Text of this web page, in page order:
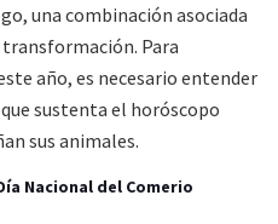
una combinación asociada
Para
año, es necesario entender
sustenta el horóscopo
sus animales.
Nacional del Comerio